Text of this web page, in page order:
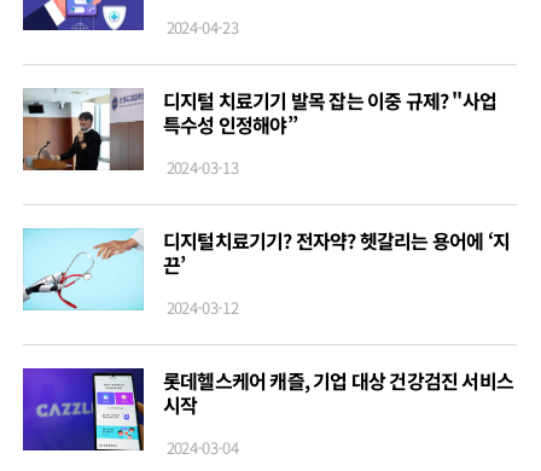
2024-04-23
디지털 치료기기 발목 잡는 이중 규제? "사업
특수성 인정해야”
2024-03-13
디지털치료기기? 전자약? 헷갈리는 용어에 ‘지
끈’
2024-03-12
롯데헬스케어 캐즐, 기업 대상 건강검진 서비스
시작
2024-03-04